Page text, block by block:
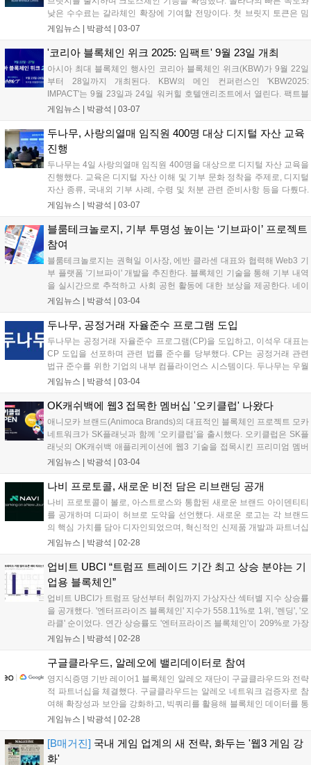
낮은 수수료는 갈라체인 확장에 기여할 전망이다. 첫 브릿지 토큰은 밈
코인 오피셜트럼프(TRUMP)로, 갈라체인 전송 시 GTRUMP로 변환된
다. 에릭 쉬어마이어 CEO는 이번 통합이 탈중앙화 및 블록체인 연결성
게임뉴스 | 박광석 | 03-07
'코리아 블록체인 위크 2025: 임팩트' 9월 23일 개최
아시아 최대 블록체인 행사인 코리아 블록체인 위크(KBW)가 9월 22일
부터 28일까지 개최된다. KBW의 메인 컨퍼런스인 'KBW2025:
IMPACT'는 9월 23일과 24일 워커힐 호텔앤리조트에서 열린다. 팩트블
록 전선익 대표는 KBW가 블록체인 산업의 협업 허브 역할을 할 것이라
했다....
게임뉴스 | 박광석 | 03-07
두나무, 사랑의열매 임직원 400명 대상 디지털 자산 교육
진행
두나무는 4일 사랑의열매 임직원 400명을 대상으로 디지털 자산 교육을
진행했다. 교육은 디지털 자산 이해 및 기부 문화 정착을 주제로, 디지털
자산 종류, 국내외 기부 사례, 수령 및 처분 관련 준비사항 등을 다뤘다.
이는 법인의 디지털 자산 시장 참여 로드맵 발표 후 비영리 법인들의 매
을 줄 것으로 기대된다....
게임뉴스 | 박광석 | 03-07
블룸테크놀로지, 기부 투명성 높이는 ‘기브파이’ 프로젝트
참여
블룸테크놀로지는 권혁일 이사장, 에반 클라센 대표와 협력해 Web3 기
부 플랫폼 '기브파이' 개발을 추진한다. 블록체인 기술을 통해 기부 내역
을 실시간으로 추적하고 사회 공헌 활동에 대한 보상을 제공한다. 네이
버 해피빈과 협력, 글로벌 사회 공헌 활동 생태계를 구축할 예정이다. 블
휴머니티는 글로벌 네트워크를 활용해 사회 공헌 캠페인을 기획한다....
게임뉴스 | 박광석 | 03-04
두나무, 공정거래 자율준수 프로그램 도입
두나무는 공정거래 자율준수 프로그램(CP)을 도입하고, 이석우 대표는
CP 도입을 선포하며 관련 법률 준수를 당부했다. CP는 공정거래 관련
법규 준수를 위한 기업의 내부 컴플라이언스 시스템이다. 두나무는 우월
한 지위 남용, 담합 금지 등 구체적인 준수정책을 발표했다. 임종헌 CLO
육을 적극적으로 펼칠 계획이다....
게임뉴스 | 박광석 | 03-04
OK캐쉬백에 웹3 접목한 멤버십 '오키클럽' 나왔다
애니모카 브랜드(Animoca Brands)의 대표적인 블록체인 프로젝트 모카
네트워크가 SK플래닛과 함께 ‘오키클럽’을 출시했다. 오키클럽은 SK플
래닛의 OK캐쉬백 애플리케이션에 웹3 기술을 접목시킨 프리미엄 멤버
십 프로그램으로, 모카 네트워크의 에어 키트(AIR Kit)가 많은 이용자를
게임뉴스 | 박광석 | 03-04
나비 프로토콜, 새로운 비전 담은 리브랜딩 공개
나비 프로토콜이 볼로, 아스트로스와 통합된 새로운 브랜드 아이덴티티
를 공개하며 디파이 허브로 도약을 선언했다. 새로운 로고는 각 브랜드
의 핵심 가치를 담아 디자인되었으며, 혁신적인 신제품 개발과 파트너십
확대를 통해 2025년 1분기, 2분기에 주요 로드맵 목표를 달성할 예정이
공식 웹사이트와 블로그에서 확인할 수 있다....
게임뉴스 | 박광석 | 02-28
업비트 UBCI “트럼프 트레이드 기간 최고 상승 분야는 기
업용 블록체인”
업비트 UBCI가 트럼프 당선부터 취임까지 가상자산 섹터별 지수 상승률
을 공개했다. '엔터프라이즈 블록체인' 지수가 558.11%로 1위, '렌딩', '오
라클' 순이었다. 연간 상승률도 '엔터프라이즈 블록체인'이 209%로 가장
높았고, '렌딩' 148.45%, '지급결제 인프라' 141.13% 순으로 나타났다.
은 지수를 개발할 계획이라고 밝혔다....
게임뉴스 | 박광석 | 02-28
구글클라우드, 알레오에 밸리데이터로 참여
영지식증명 기반 레이어1 블록체인 알레오 재단이 구글클라우드와 전략
적 파트너십을 체결했다. 구글클라우드는 알레오 네트워크 검증자로 참
여해 확장성과 보안을 강화하고, 빅쿼리를 활용해 블록체인 데이터를 통
합 분석한다. 개발자는 알레오 네트워크 관련 실시간 분석을 통해 탈중
머신을 통해 성능과 비용 효율성을 높이고, 스타트업은 최대 35만 달러
상당의 크레딧을 받는다....
게임뉴스 | 박광석 | 02-28
[B매거진] 국내 게임 업계의 새 전략, 화두는 '웹3 게임 강
화'